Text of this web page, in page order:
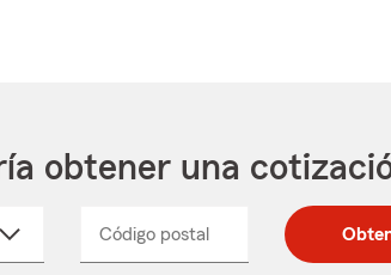
obtener una
Código postal
_____